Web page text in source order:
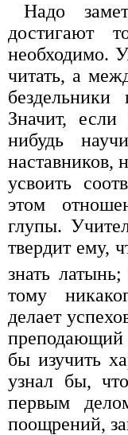
Надо
достигают
необходимо.
читать, а
бездельники
Значит,
нибудь
наставников,
усвоить
этом
глупы.
твердит ему,
знать
тому
делает
бы изучить
узнал бы,
первым
поощрений,